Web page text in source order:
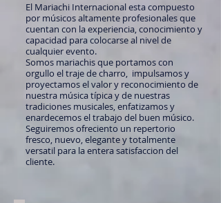
El Mariachi Internacional esta compuesto
por músicos altamente profesionales que
cuentan con la experiencia, conocimiento y
capacidad para colocarse al nivel de
cualquier evento.
Somos mariachis que portamos con
orgullo el traje de charro, impulsamos y
proyectamos el valor y reconocimiento de
nuestra música típica y de nuestras
tradiciones musicales, enfatizamos y
enardecemos el trabajo del buen músico.
Seguiremos ofreciento un repertorio
fresco, nuevo, elegante y totalmente
versatil para la entera satisfaccion del
cliente.